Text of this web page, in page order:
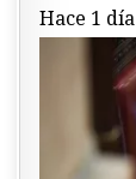
Hace 1 día